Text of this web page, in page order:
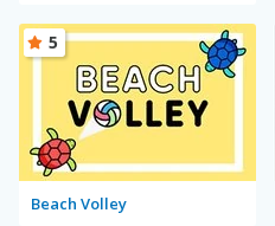
Beach Volley
5